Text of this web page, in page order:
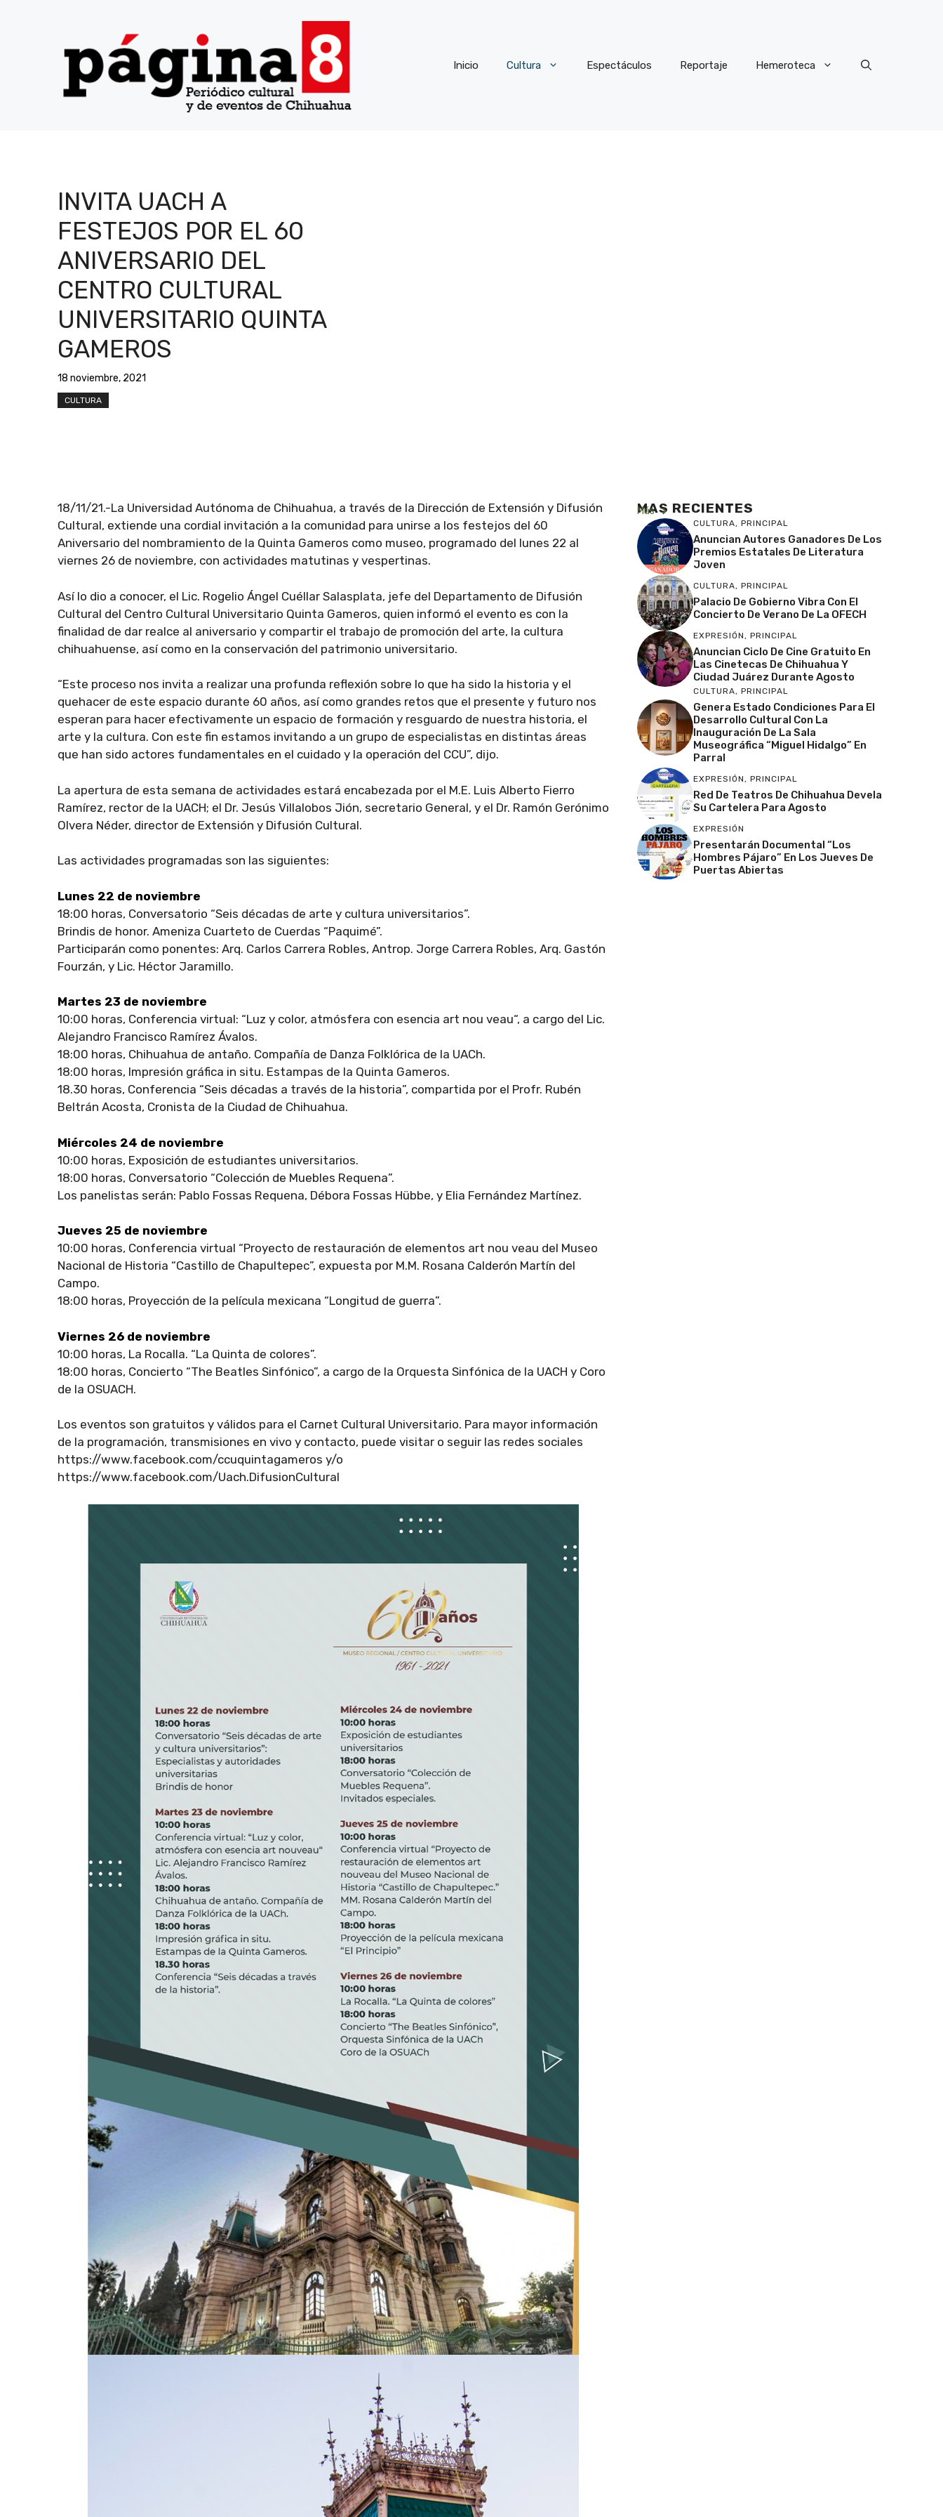
Inicio Cultura Espectáculos Reportaje Hemeroteca
INVITA UACH A
FESTEJOS POR EL 60
ANIVERSARIO DEL
CENTRO CULTURAL
UNIVERSITARIO QUINTA
GAMEROS
18 noviembre, 2021
CULTURA
18/11/21.-La Universidad Autónoma de Chihuahua, a través de la Dirección de Extensión y Difusión
Cultural, extiende una cordial invitación a la comunidad para unirse a los festejos del 60
Aniversario del nombramiento de la Quinta Gameros como museo, programado del lunes 22 al
viernes 26 de noviembre, con actividades matutinas y vespertinas.
Así lo dio a conocer, el Lic. Rogelio Ángel Cuéllar Salasplata, jefe del Departamento de Difusión
Cultural del Centro Cultural Universitario Quinta Gameros, quien informó el evento es con la
finalidad de dar realce al aniversario y compartir el trabajo de promoción del arte, la cultura
chihuahuense, así como en la conservación del patrimonio universitario.
“Este proceso nos invita a realizar una profunda reflexión sobre lo que ha sido la historia y el
quehacer de este espacio durante 60 años, así como grandes retos que el presente y futuro nos
esperan para hacer efectivamente un espacio de formación y resguardo de nuestra historia, el
arte y la cultura. Con este fin estamos invitando a un grupo de especialistas en distintas áreas
que han sido actores fundamentales en el cuidado y la operación del CCU”, dijo.
La apertura de esta semana de actividades estará encabezada por el M.E. Luis Alberto Fierro
Ramírez, rector de la UACH; el Dr. Jesús Villalobos Jión, secretario General, y el Dr. Ramón Gerónimo
Olvera Néder, director de Extensión y Difusión Cultural.
Las actividades programadas son las siguientes:
Lunes 22 de noviembre
18:00 horas, Conversatorio “Seis décadas de arte y cultura universitarios”.
Brindis de honor. Ameniza Cuarteto de Cuerdas “Paquimé”.
Participarán como ponentes: Arq. Carlos Carrera Robles, Antrop. Jorge Carrera Robles, Arq. Gastón
Fourzán, y Lic. Héctor Jaramillo.
Martes 23 de noviembre
10:00 horas, Conferencia virtual: “Luz y color, atmósfera con esencia art nou veau“, a cargo del Lic.
Alejandro Francisco Ramírez Ávalos.
18:00 horas, Chihuahua de antaño. Compañía de Danza Folklórica de la UACh.
18:00 horas, Impresión gráfica in situ. Estampas de la Quinta Gameros.
18.30 horas, Conferencia “Seis décadas a través de la historia”, compartida por el Profr. Rubén
Beltrán Acosta, Cronista de la Ciudad de Chihuahua.
Miércoles 24 de noviembre
10:00 horas, Exposición de estudiantes universitarios.
18:00 horas, Conversatorio “Colección de Muebles Requena”.
Los panelistas serán: Pablo Fossas Requena, Débora Fossas Hübbe, y Elia Fernández Martínez.
Jueves 25 de noviembre
10:00 horas, Conferencia virtual “Proyecto de restauración de elementos art nou veau del Museo
Nacional de Historia “Castillo de Chapultepec”, expuesta por M.M. Rosana Calderón Martín del
Campo.
18:00 horas, Proyección de la película mexicana “Longitud de guerra”.
Viernes 26 de noviembre
10:00 horas, La Rocalla. “La Quinta de colores”.
18:00 horas, Concierto “The Beatles Sinfónico”, a cargo de la Orquesta Sinfónica de la UACH y Coro
de la OSUACH.
Los eventos son gratuitos y válidos para el Carnet Cultural Universitario. Para mayor información
de la programación, transmisiones en vivo y contacto, puede visitar o seguir las redes sociales
https://www.facebook.com/ccuquintagameros y/o
https://www.facebook.com/Uach.DifusionCultural
MAS RECIENTES
Más
CULTURA, PRINCIPAL
Anuncian Autores Ganadores De Los
Premios Estatales De Literatura
Joven
CULTURA, PRINCIPAL
Palacio De Gobierno Vibra Con El
Concierto De Verano De La OFECH
EXPRESIÓN, PRINCIPAL
Anuncian Ciclo De Cine Gratuito En
Las Cinetecas De Chihuahua Y
Ciudad Juárez Durante Agosto
CULTURA, PRINCIPAL
Genera Estado Condiciones Para El
Desarrollo Cultural Con La
Inauguración De La Sala
Museográfica “Miguel Hidalgo” En
Parral
EXPRESIÓN, PRINCIPAL
Red De Teatros De Chihuahua Devela
Su Cartelera Para Agosto
EXPRESIÓN
Presentarán Documental “Los
Hombres Pájaro” En Los Jueves De
Puertas Abiertas